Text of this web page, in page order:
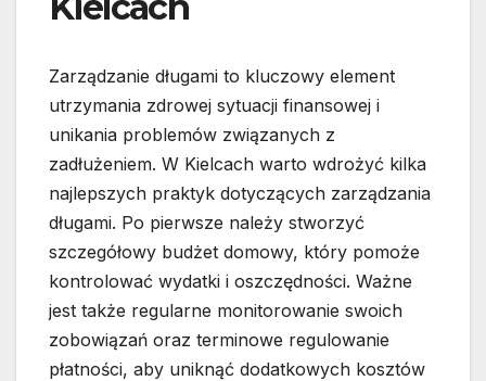
Zarządzanie długami to kluczowy element
utrzymania zdrowej sytuacji finansowej i
unikania problemów związanych z
zadłużeniem. W Kielcach warto wdrożyć kilka
najlepszych praktyk dotyczących zarządzania
długami. Po pierwsze należy stworzyć
szczegółowy budżet domowy, który pomoże
kontrolować wydatki i oszczędności. Ważne
jest także regularne monitorowanie swoich
zobowiązań oraz terminowe regulowanie
płatności, aby uniknąć dodatkowych kosztów